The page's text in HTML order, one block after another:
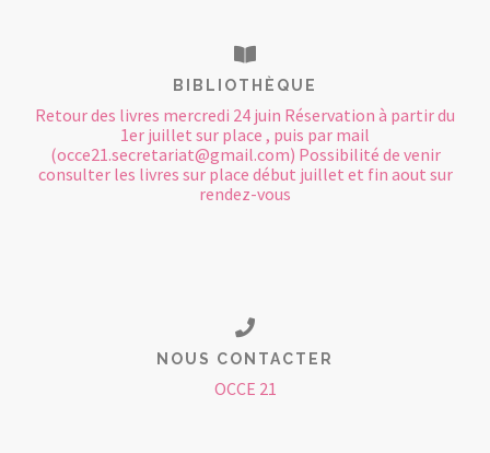
BIBLIOTHÈQUE
Retour des livres mercredi 24 juin Réservation à partir du
1er juillet sur place , puis par mail
(occe21.secretariat@gmail.com) Possibilité de venir
consulter les livres sur place début juillet et fin aout sur
rendez-vous
NOUS CONTACTER
OCCE 21